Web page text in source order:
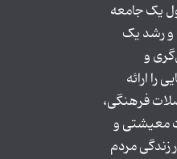
یک جامعه
و رشد یک
و
را ارائه
فرهنگی،
معیشتی و
مردم